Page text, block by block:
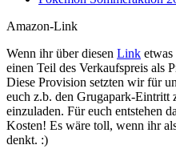
Amazon-Link
Wenn ihr über diesen Link
einen Teil des Verkaufspreis als
Diese Provision setzten wir für
euch z.b. den Grugapark-Eintritt
einzuladen. Für euch entstehen
Kosten! Es wäre toll, wenn ihr
denkt. :)